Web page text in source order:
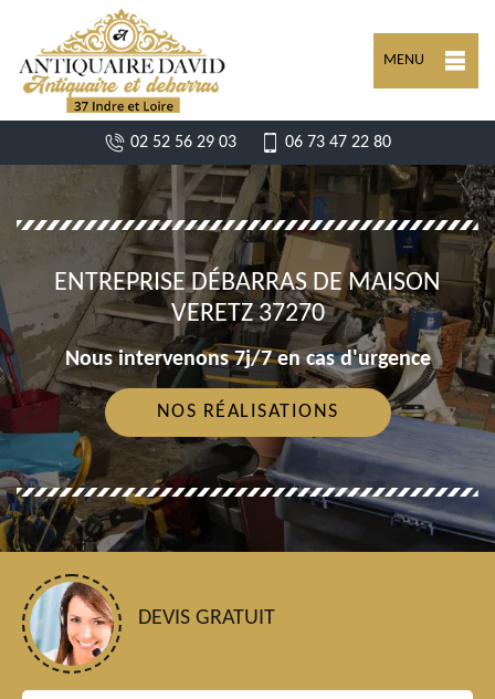
MENU
02 52 56 29 03 06 73 47 22 80
ENTREPRISE DÉBARRAS DE MAISON
VERETZ 37270
Nous intervenons 7j/7 en cas d'urgence
NOS RÉALISATIONS
DEVIS GRATUIT